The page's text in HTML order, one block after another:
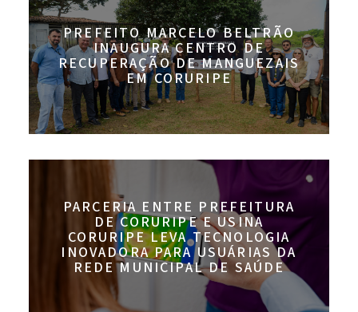
PREFEITO MARCELO BELTRÃO
INAUGURA CENTRO DE
RECUPERAÇÃO DE MANGUEZAIS
EM CORURIPE
PARCERIA ENTRE PREFEITURA
DE CORURIPE E USINA
CORURIPE LEVA TECNOLOGIA
INOVADORA PARA USUÁRIAS DA
REDE MUNICIPAL DE SAÚDE